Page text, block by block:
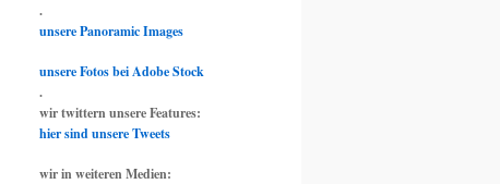
.
unsere Panoramic Images
unsere Fotos bei Adobe Stock
.
wir twittern unsere Features:
hier sind unsere Tweets
wir in weiteren Medien: